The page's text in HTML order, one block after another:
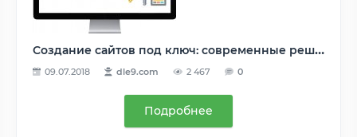
Создание сайтов под ключ: современные решения от компании OPEX
09.07.2018 dle9.com 2 467 0
Подробнее